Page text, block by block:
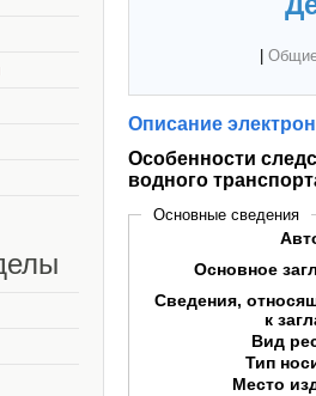
Описание
Особенности
водного
Основные сведения
Основное
Сведения,
к
Вид
Тип
Место